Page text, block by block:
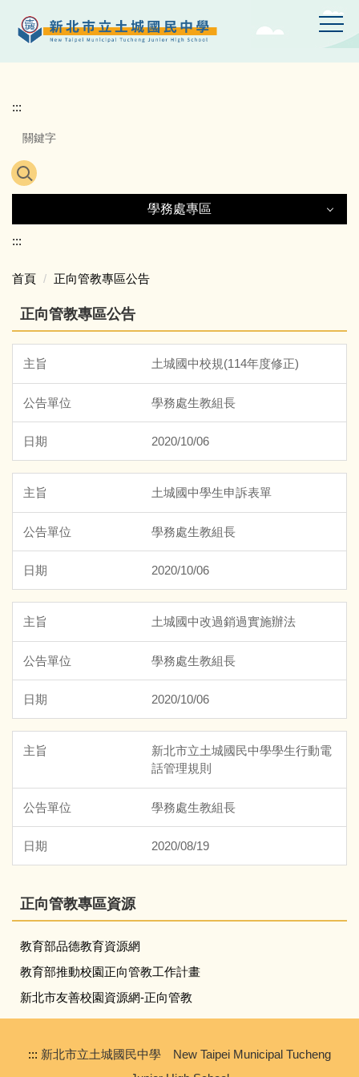
到
要
:::
學務處專區
反菸檳專區
反毒專區
品德人權法治教育專區
午餐暨早餐專區
校園環境整理
環境教育專區
運動校隊專區
相關規定
遺失物專區
導師遴聘委員會
防災教育專區
:::
首頁 正向管教專區公告
正向管教專區公告
土城國中校規(114年度修正)
學務處生教組長
2020/10/06
土城國中學生申訴表單
學務處生教組長
2020/10/06
土城國中改過銷過實施辦法
學務處生教組長
2020/10/06
新北市立土城國民中學學生行動電
話管理規則
學務處生教組長
2020/08/19
正向管教專區資源
教育部品德教育資源網
教育部推動校園正向管教工作計畫
新北市友善校園資源網-正向管教
::: 新北市立土城國民中學 New Taipei Municipal Tucheng